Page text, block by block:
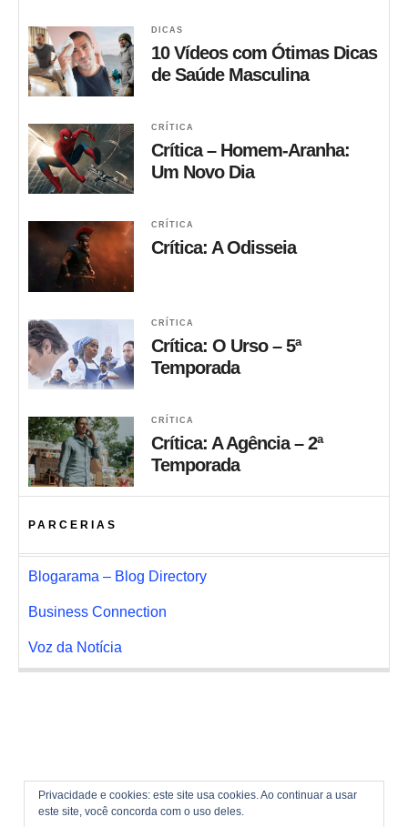
Privacidade e cookies: este site usa cookies. Ao continuar a usar
este site, você concorda com o uso deles.
DICAS
10 Vídeos com Ótimas Dicas
de Saúde Masculina
CRÍTICA
Crítica – Homem-Aranha:
Um Novo Dia
CRÍTICA
Crítica: A Odisseia
CRÍTICA
Crítica: O Urso – 5ª
Temporada
CRÍTICA
Crítica: A Agência – 2ª
Temporada
PARCERIAS
Blogarama – Blog Directory
Business Connection
Voz da Notícia